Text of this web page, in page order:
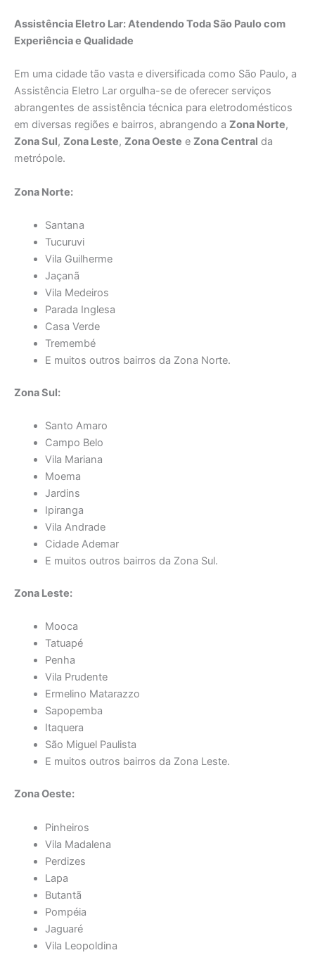
Assistência Eletro Lar: Atendendo Toda São Paulo com
Experiência e Qualidade
Em uma cidade tão vasta e diversificada como São Paulo, a
Assistência Eletro Lar orgulha-se de oferecer serviços
abrangentes de assistência técnica para eletrodomésticos
em diversas regiões e bairros, abrangendo a Zona Norte,
Zona Sul, Zona Leste, Zona Oeste e Zona Central da
metrópole.
Zona Norte:
Santana
Tucuruvi
Vila Guilherme
Jaçanã
Vila Medeiros
Parada Inglesa
Casa Verde
Tremembé
E muitos outros bairros da Zona Norte.
Zona Sul:
Santo Amaro
Campo Belo
Vila Mariana
Moema
Jardins
Ipiranga
Vila Andrade
Cidade Ademar
E muitos outros bairros da Zona Sul.
Zona Leste:
Mooca
Tatuapé
Penha
Vila Prudente
Ermelino Matarazzo
Sapopemba
Itaquera
São Miguel Paulista
E muitos outros bairros da Zona Leste.
Zona Oeste:
Pinheiros
Vila Madalena
Perdizes
Lapa
Butantã
Pompéia
Jaguaré
Vila Leopoldina